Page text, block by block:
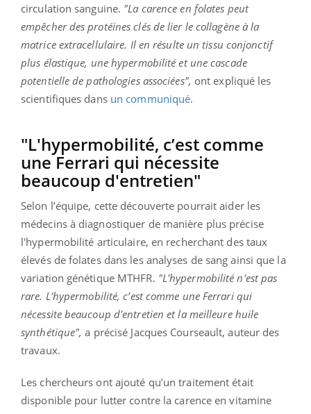
circulation sanguine. "La carence en folates peut
empêcher des protéines clés de lier le collagène à la
matrice extracellulaire. Il en résulte un tissu conjonctif
plus élastique, une hypermobilité et une cascade
potentielle de pathologies associées", ont expliqué les
scientifiques dans un communiqué.
"L'hypermobilité, c’est comme
une Ferrari qui nécessite
beaucoup d'entretien"
Selon l’équipe, cette découverte pourrait aider les
médecins à diagnostiquer de manière plus précise
l'hypermobilité articulaire, en recherchant des taux
élevés de folates dans les analyses de sang ainsi que la
variation génétique MTHFR. "L'hypermobilité n'est pas
rare. L'hypermobilité, c’est comme une Ferrari qui
nécessite beaucoup d'entretien et la meilleure huile
synthétique", a précisé Jacques Courseault, auteur des
travaux.
Les chercheurs ont ajouté qu’un traitement était
disponible pour lutter contre la carence en vitamine